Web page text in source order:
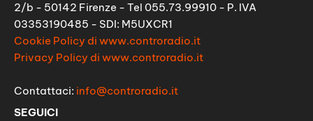
2/b - 50142 Firenze - Tel 055.73.99910 - P. IVA
03353190485 - SDI: M5UXCR1
Cookie Policy di www.controradio.it
Privacy Policy di www.controradio.it
Contattaci: info@controradio.it
SEGUICI